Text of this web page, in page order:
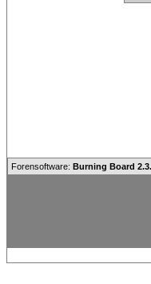
Forensoftware: Burning Board